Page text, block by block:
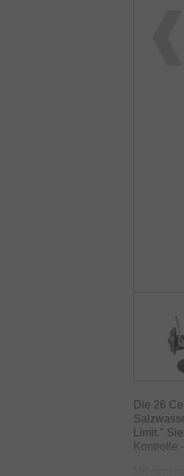
Die 26
Limit."
Kontrolle
Mit dem